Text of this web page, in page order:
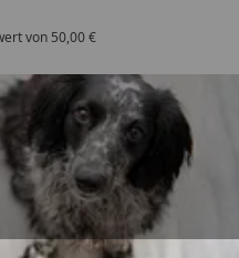
von 50,00 €
/ 5